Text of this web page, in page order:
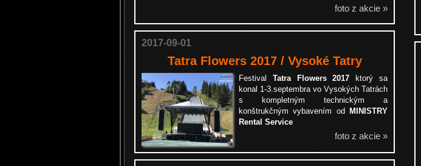
foto z akcie »
2017-09-01
Tatra Flowers 2017 / Vysoké Tatry
FestivalTatra Flowers 2017ktorý sa
konal 1-3.septembra vo Vysokých Tatrách
s kompletným technickým a
konštrukčným vybavením odMINISTRY
Rental Service
foto z akcie »